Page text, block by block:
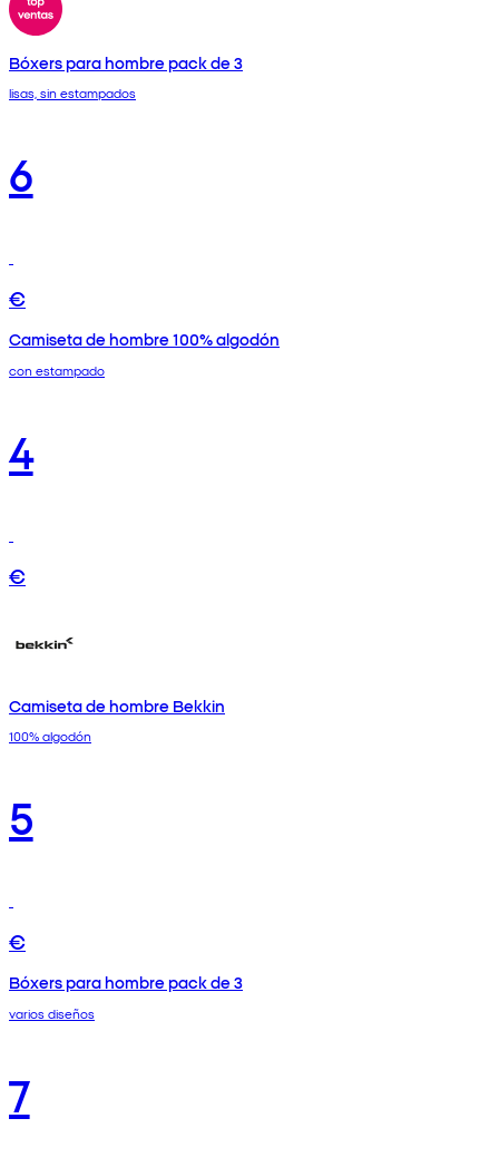
Bóxers para hombre pack de 3
lisas, sin estampados
6
€
Camiseta de hombre 100% algodón
con estampado
4
€
Camiseta de hombre Bekkin
100% algodón
5
€
Bóxers para hombre pack de 3
varios diseños
7